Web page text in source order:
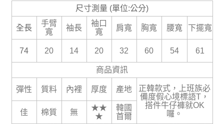
尺寸測量 (單位:公分)
全長
手臂
寬
袖長
袖口
寬
肩寬 胸寬 腰寬 下擺寬
74 20 14 20 32 60 54 61
商品資訊
彈性 質料 內裡 厚度 產地
正韓款式，上班族必
備度假心境標語T，
搭件牛仔褲就OK
囉。
佳 棉質 無
★★
★
韓國
首爾